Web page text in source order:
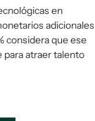
en
adicionales
considera que ese
atraer talento